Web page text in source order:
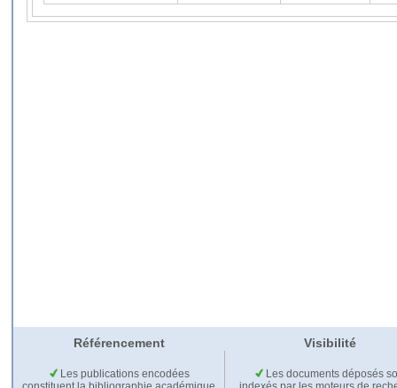
Référencement Visibilité
Les publications encodées
Les documents déposés